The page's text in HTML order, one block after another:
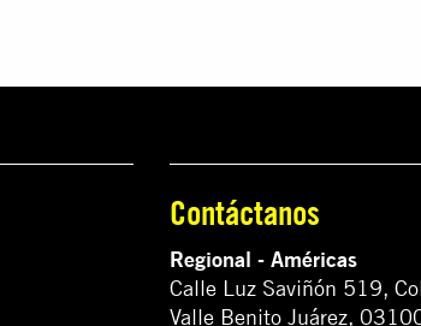
Contáctanos
Regional - Américas
Calle Luz Saviñón 519,
Valle Benito Juárez,